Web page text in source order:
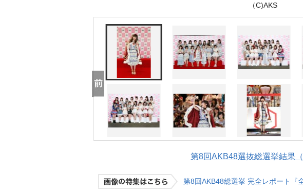
（C)AKS
第8回AKB48選抜総選挙結果（
第8回AKB48総選挙 完全レポート『